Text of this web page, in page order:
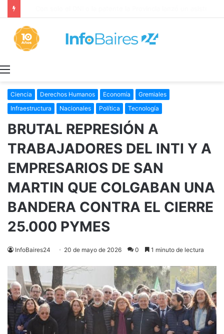
Ciencia Derechos Humanos Economía
Gremiales
Infraestructura
Nacionales Política Tecnología
BRUTAL REPRESIÓN A
TRABAJADORES DEL INTI Y A
EMPRESARIOS DE SAN
MARTIN QUE COLGABAN UNA
BANDERA CONTRA EL CIERRE
25.000 PYMES
InfoBaires24 20 de mayo de 2026 0 1 minuto de lectura